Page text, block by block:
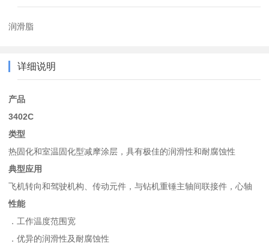
润滑脂
详细说明
产品
3402C
类型
热固化和室温固化型减摩涂层，具有极佳的润滑性和耐腐蚀性
典型应用
飞机转向和驾驶机构、传动元件，与钻机重锤主轴间联接件，心轴
性能
．工作温度范围宽
．优异的润滑性及耐腐蚀性